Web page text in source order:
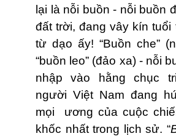
lại là nỗi buồn - nỗi buồn
đất trời, đang vây kín tuổi
từ dạo ấy! “Buồn che”
“buồn leo” (đảo xa) - nỗi
nhập vào hằng chục
người Việt Nam đang
mọi
ương của cuộc
khốc nhất trong lịch sử. “